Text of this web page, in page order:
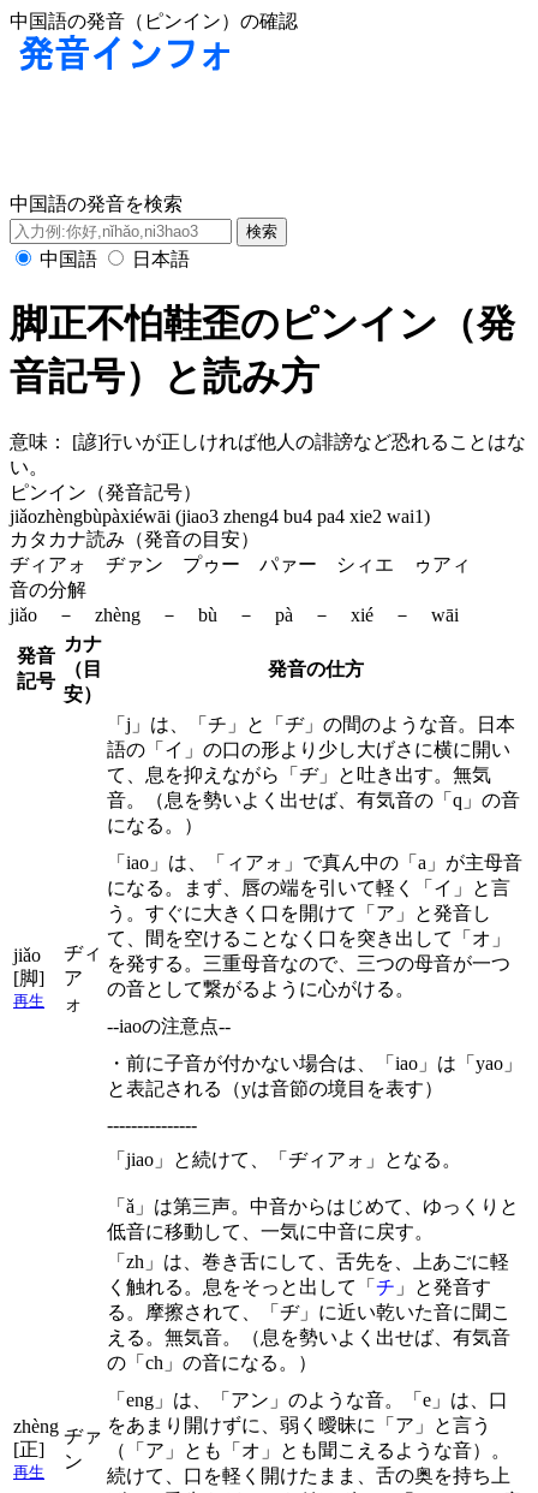
中国語の発音（ピンイン）の確認
中国語の発音を検索
中国語 日本語
脚正不怕鞋歪のピンイン（発
音記号）と読み方
意味：
[諺]行いが正しければ他人の誹謗など恐れることはな
い。
ピンイン（発音記号）
jiǎozhèngbùpàxiéwāi (jiao3 zheng4 bu4 pa4 xie2 wai1)
カタカナ読み（発音の目安）
ヂィアォ ヂァン プゥー パァー シィエ ゥアィ
音の分解
jiǎo － zhèng － bù － pà － xié － wāi
発音
記号
カナ
（目
安）
発音の仕方
jiǎo
[脚]
再生
ヂィ
ア
ォ
「j」は、「チ」と「ヂ」の間のような音。日本
語の「イ」の口の形より少し大げさに横に開い
て、息を抑えながら「ヂ」と吐き出す。無気
音。（息を勢いよく出せば、有気音の「q」の音
になる。）
「iao」は、「ィアォ」で真ん中の「a」が主母音
になる。まず、唇の端を引いて軽く「イ」と言
う。すぐに大きく口を開けて「ア」と発音し
て、間を空けることなく口を突き出して「オ」
を発する。三重母音なので、三つの母音が一つ
の音として繋がるように心がける。
--iaoの注意点--
・前に子音が付かない場合は、「iao」は「yao」
と表記される（yは音節の境目を表す）
---------------
「jiao」と続けて、「ヂィアォ」となる。
「ǎ」は第三声。中音からはじめて、ゆっくりと
低音に移動して、一気に中音に戻す。
zhèng
[正]
再生
ヂァ
ン
「zh」は、巻き舌にして、舌先を、上あごに軽
く触れる。息をそっと出して「 チ 」と発音す
る。摩擦されて、「ヂ」に近い乾いた音に聞こ
える。無気音。（息を勢いよく出せば、有気音
の「ch」の音になる。）
「eng」は、「アン」のような音。「e」は、口
をあまり開けずに、弱く曖昧に「ア」と言う
（「ア」とも「オ」とも聞こえるような音）。
続けて、口を軽く開けたまま、舌の奥を持ち上